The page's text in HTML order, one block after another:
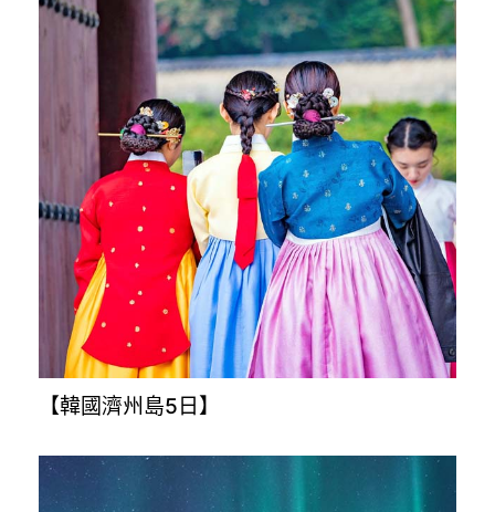
【越南全覽9日】